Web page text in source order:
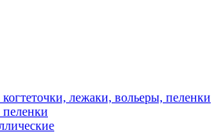
лежаки, вольеры, пеленки